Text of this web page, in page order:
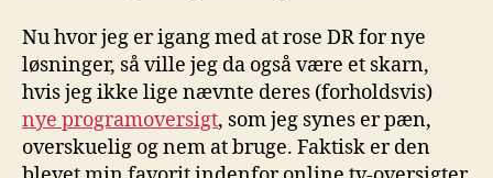
Nu hvor jeg er igang med at rose DR for nye
løsninger, så ville jeg da også være et skarn,
hvis jeg ikke lige nævnte deres (forholdsvis)
nye programoversigt, som jeg synes er pæn,
overskuelig og nem at bruge. Faktisk er den